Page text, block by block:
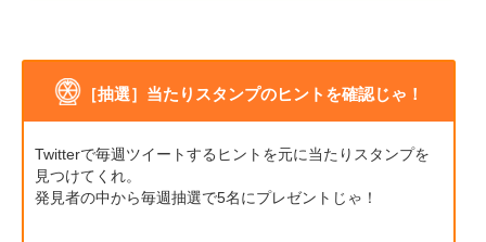
［抽選］当たりスタンプのヒントを確認じゃ！
Twitterで毎週ツイートするヒントを元に当たりスタンプを
見つけてくれ。
発見者の中から毎週抽選で5名にプレゼントじゃ！